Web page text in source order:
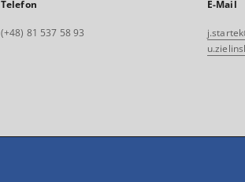
Telefon
(+48) 81 537 58 93
E-Mail